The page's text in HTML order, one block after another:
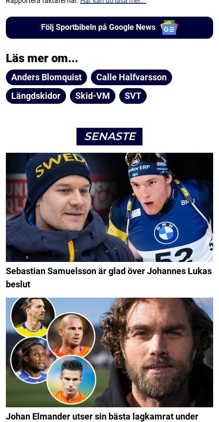
Följ Sportbibeln på Google News
Läs mer om...
Anders Blomquist
Calle Halfvarsson
Längdskidor
Skid-VM SVT
SENASTE
Sebastian Samuelsson är glad över Johannes Lukas
beslut
Johan Elmander utser sin bästa lagkamrat under